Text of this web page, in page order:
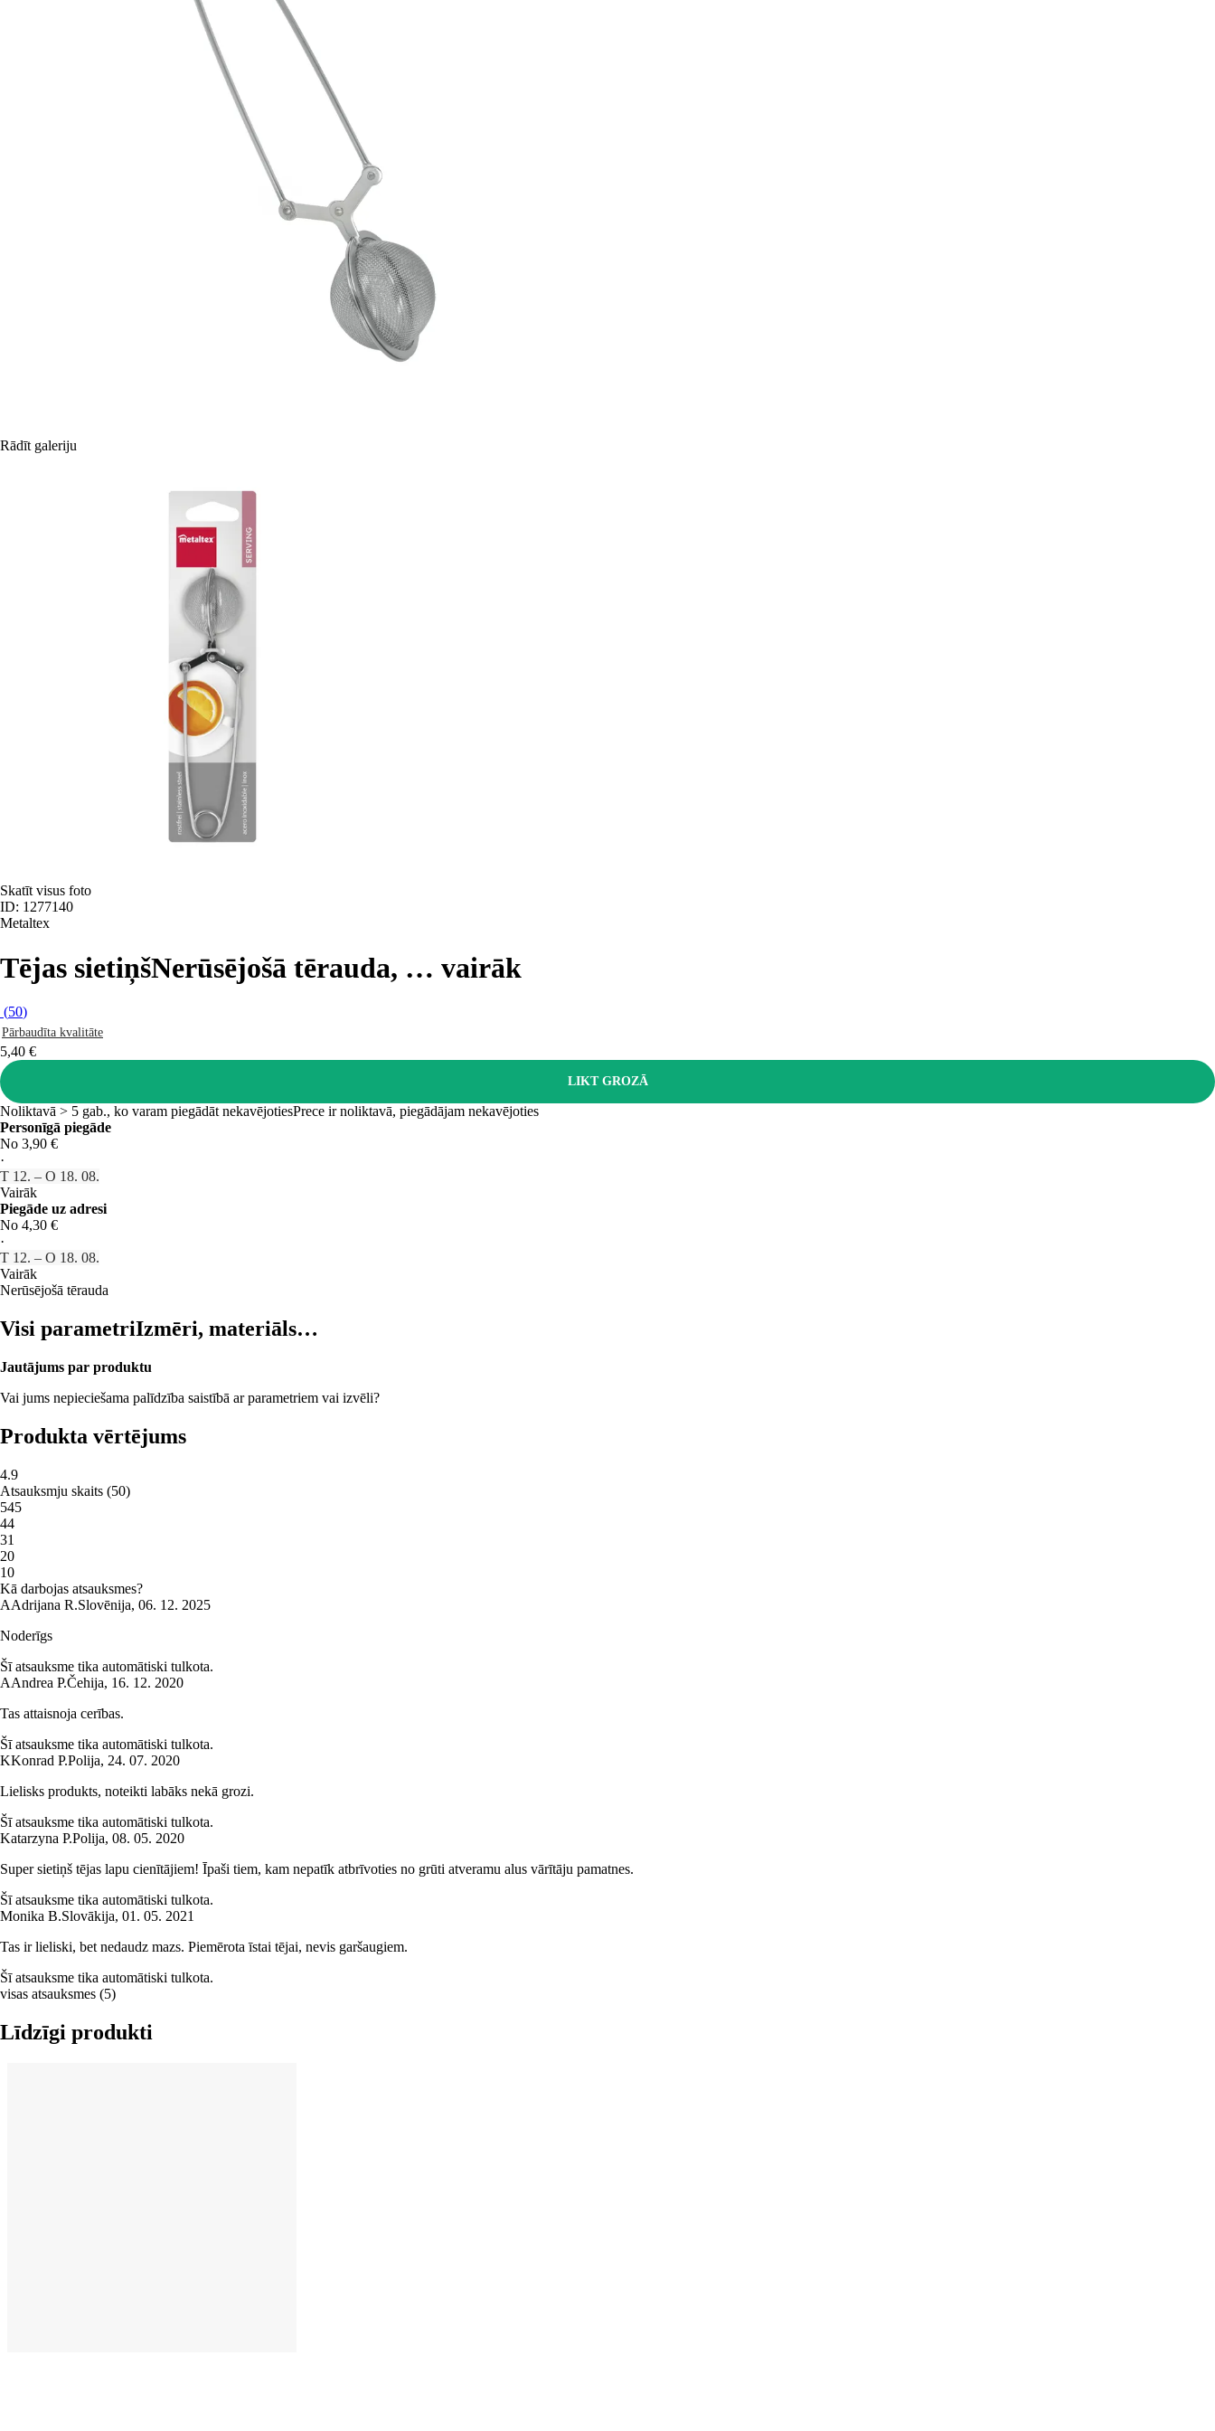
Rādīt galeriju
Skatīt visus foto
ID: 1277140
Metaltex
Tējas sietiņšNerūsējošā tērauda, … vairāk
(50)
Pārbaudīta kvalitāte
5,40 €
LIKT GROZĀ
Noliktavā > 5 gab., ko varam piegādāt nekavējotiesPrece ir noliktavā, piegādājam nekavējoties
Personīgā piegāde
No 3,90 €
·
T 12. – O 18. 08.
Vairāk
Piegāde uz adresi
No 4,30 €
·
T 12. – O 18. 08.
Vairāk
Nerūsējošā tērauda
Visi parametriIzmēri, materiāls…
Jautājums par produktu
Vai jums nepieciešama palīdzība saistībā ar parametriem vai izvēli?
Produkta vērtējums
4.9
Atsauksmju skaits (50)
545
44
31
20
10
Kā darbojas atsauksmes?
AAdrijana R.Slovēnija, 06. 12. 2025
Noderīgs
Šī atsauksme tika automātiski tulkota.
AAndrea P.Čehija, 16. 12. 2020
Tas attaisnoja cerības.
Šī atsauksme tika automātiski tulkota.
KKonrad P.Polija, 24. 07. 2020
Lielisks produkts, noteikti labāks nekā grozi.
Šī atsauksme tika automātiski tulkota.
Katarzyna P.Polija, 08. 05. 2020
Super sietiņš tējas lapu cienītājiem! Īpaši tiem, kam nepatīk atbrīvoties no grūti atveramu alus vārītāju pamatnes.
Šī atsauksme tika automātiski tulkota.
Monika B.Slovākija, 01. 05. 2021
Tas ir lieliski, bet nedaudz mazs. Piemērota īstai tējai, nevis garšaugiem.
Šī atsauksme tika automātiski tulkota.
visas atsauksmes (5)
Līdzīgi produkti